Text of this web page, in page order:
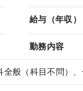
給与（年収）
勤務内容
全般（科目不問）